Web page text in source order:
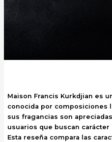
Maison Francis Kurkdjian es
conocida por composiciones
sus fragancias son
usuarios que buscan
Esta reseña compara las